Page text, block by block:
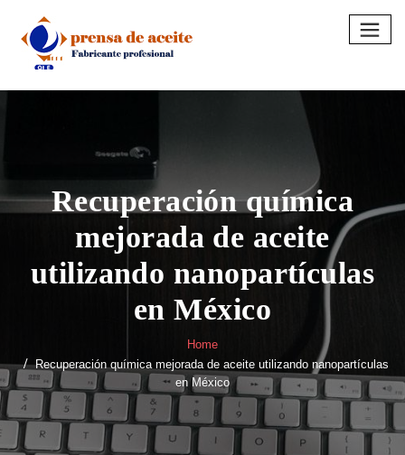
content
Recuperación química
mejorada de aceite
utilizando nanopartículas
en México
Home
Recuperación química mejorada de aceite utilizando nanopartículas
en México